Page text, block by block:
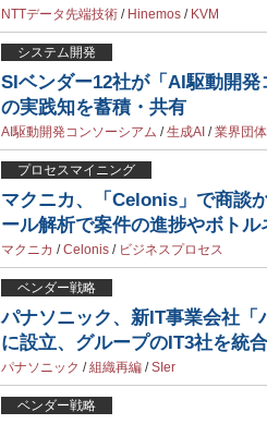
NTTデータ先端技術 / Hinemos / KVM
システム開発
SIベンダー12社が「AI駆動開
の実践知を蓄積・共有
AI駆動開発コンソーシアム /生成AI /業界団体
プロセスマイニング
マクニカ、「Celonis」で商談
ール解析で案件の進捗やボトル
マクニカ /Celonis / ビジネスプロセス
ベンダー戦略
パナソニック、新IT事業会社「
に設立、グループのIT3社を統合
パナソニック /組織再編 /SIer
ベンダー戦略